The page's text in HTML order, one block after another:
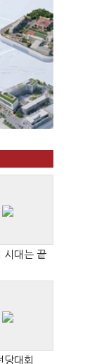
시대는 끝
당대회